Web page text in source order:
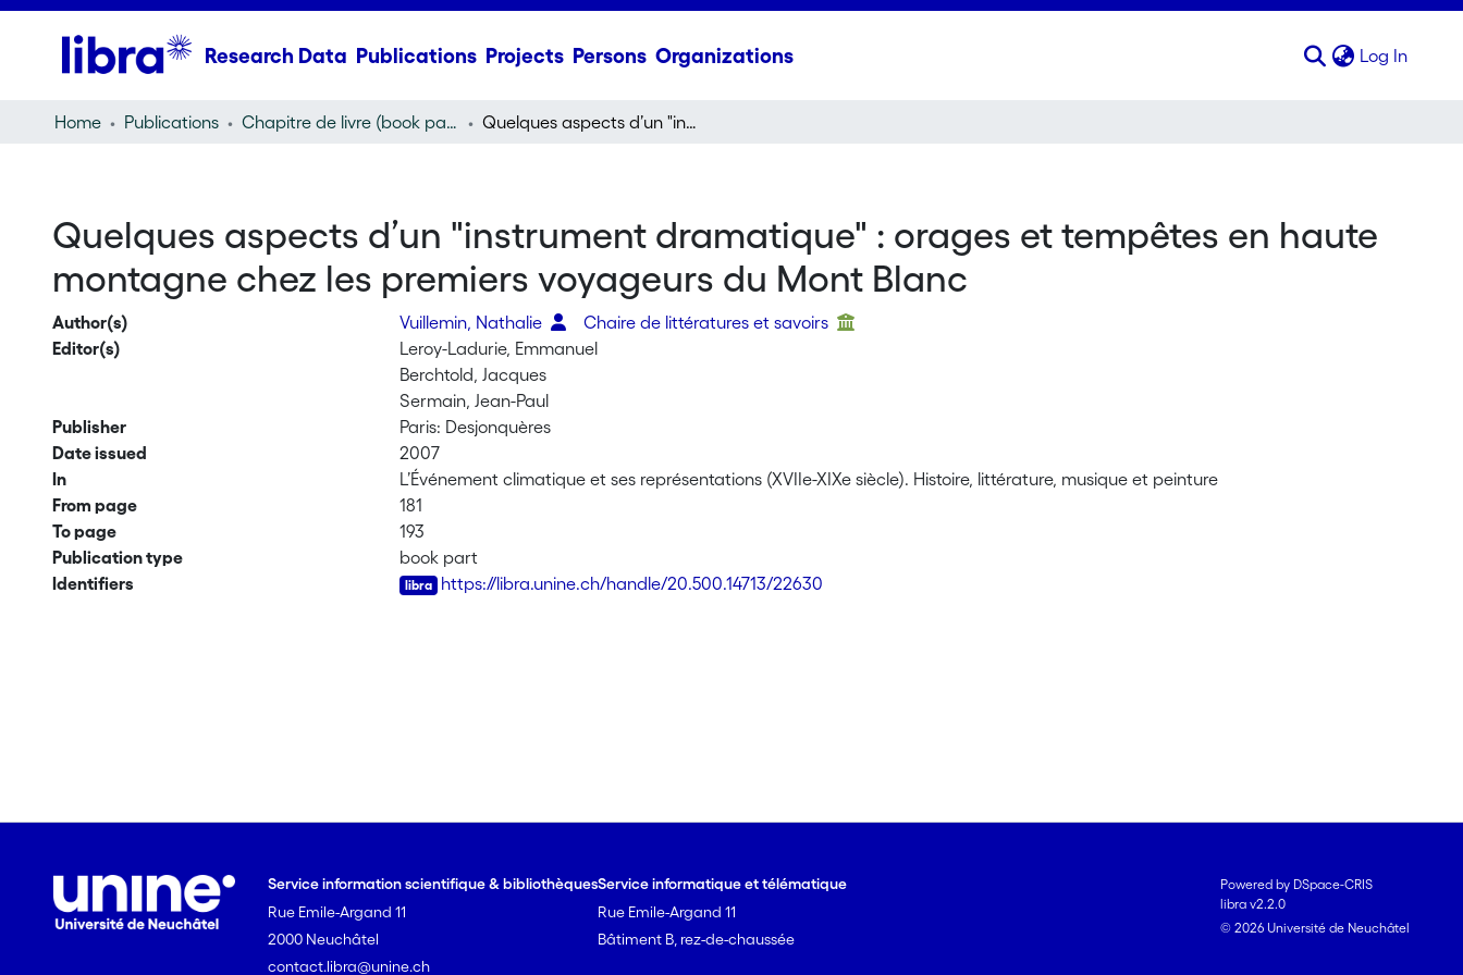
Research Data Publications Projects Persons Organizations Log In
Home Publications Chapitre de livre (book part) Quelques aspects d’un "instrument dramatique" : orages et tempêtes en haute montagne chez les premiers voyageurs du Mont Blanc
Quelques aspects d’un "instrument dramatique" : orages et tempêtes en haute
montagne chez les premiers voyageurs du Mont Blanc
Author(s) Vuillemin, Nathalie
Chaire de littératures et savoirs
Editor(s)
Leroy-Ladurie, Emmanuel
Berchtold, Jacques
Sermain, Jean-Paul
Publisher
Paris: Desjonquères
Date issued
2007
In
L’Événement climatique et ses représentations (XVIIe-XIXe siècle). Histoire, littérature, musique et peinture
From page
181
To page
193
Publication type
book part
Identifiers
https://libra.unine.ch/handle/20.500.14713/22630
Service information scientifique & bibliothèques
Rue Emile-Argand 11
2000 Neuchâtel
contact.libra@unine.ch
Service informatique et télématique
Rue Emile-Argand 11
Bâtiment B, rez-de-chaussée
Powered by DSpace-CRIS
libra v2.2.0
© 2026 Université de Neuchâtel